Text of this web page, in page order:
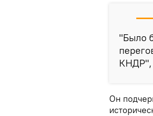
"Было
КНДР",
Он